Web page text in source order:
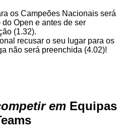
os Campeões Nacionais será
Open e antes de ser
(1.32).
recusar o seu lugar para os
não será preenchida (4.02)!
em Equipas